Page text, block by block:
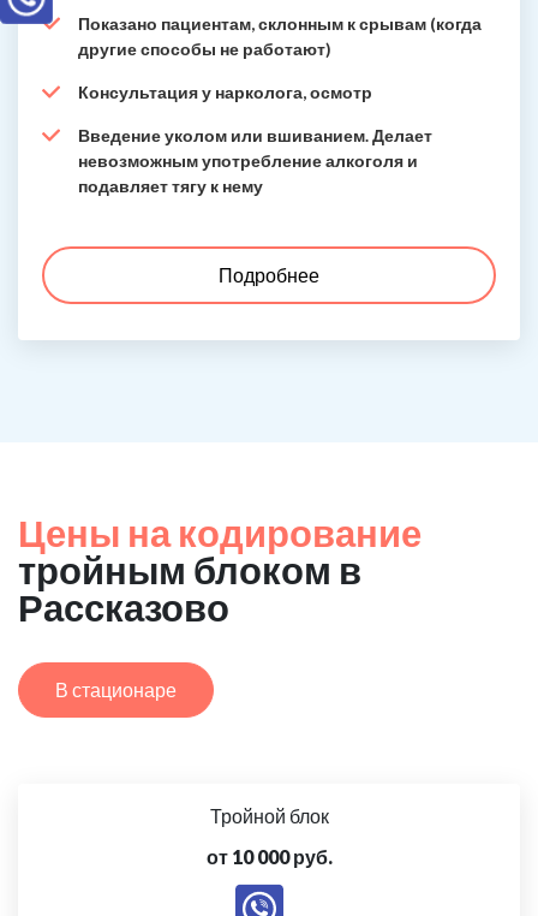
Показано пациентам, склонным к срывам (когда
другие способы не работают)
Консультация у нарколога, осмотр
Введение уколом или вшиванием. Делает
невозможным употребление алкоголя и
подавляет тягу к нему
Подробнее
Цены на кодирование
тройным блоком в
Рассказово
В стационаре
Тройной блок
от 10 000 руб.